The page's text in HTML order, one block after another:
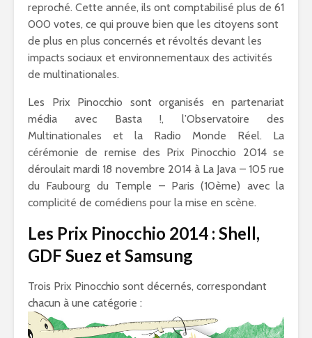
reproché. Cette année, ils ont comptabilisé plus de 61
000 votes, ce qui prouve bien que les citoyens sont
de plus en plus concernés et révoltés devant les
impacts sociaux et environnementaux des activités
de multinationales.
Les Prix Pinocchio sont organisés en partenariat
média avec Basta !, l’Observatoire des
Multinationales et la Radio Monde Réel. La
cérémonie de remise des Prix Pinocchio 2014 se
déroulait mardi 18 novembre 2014 à La Java – 105 rue
du Faubourg du Temple – Paris (10ème) avec la
complicité de comédiens pour la mise en scène.
Les Prix Pinocchio 2014 : Shell,
GDF Suez et Samsung
Trois Prix Pinocchio sont décernés, correspondant
chacun à une catégorie :